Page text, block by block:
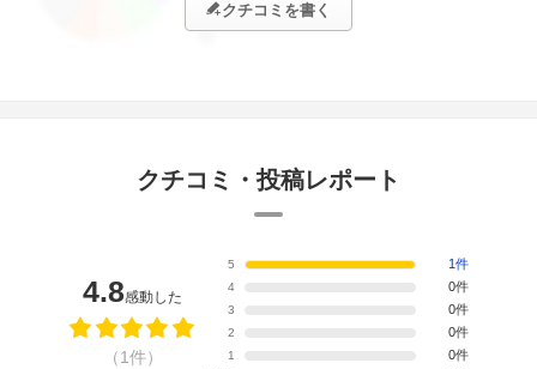
クチコミを書く
クチコミ・投稿レポート
4.8感動した
（1件）
5 1件
4 0件
3 0件
2 0件
1 0件